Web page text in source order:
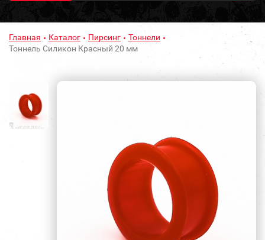
Главная Каталог Пирсинг
Тоннели
Тоннель Силикон Красный 20 мм